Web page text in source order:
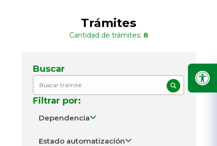
Trámites
Cantidad de trámites: 8
Buscar
Filtrar por:
Dependencia
Todos
Estado automatización